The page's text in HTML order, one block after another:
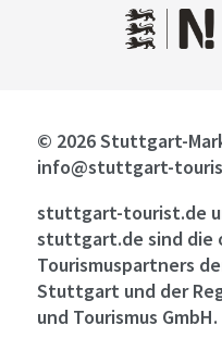
© 2026 Stuttgart-
info@stuttgart-
stuttgart-tourist.de
stuttgart.de sind die
Tourismuspartners
Stuttgart und der
und Tourismus GmbH.